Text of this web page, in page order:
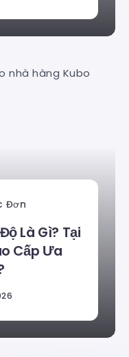
Đơn
Là Gì? Tại
Cấp Ưa